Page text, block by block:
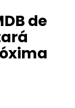
de